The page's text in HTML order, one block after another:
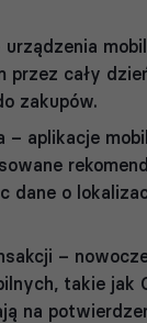
urządzenia
przez cały
zakupów.
– aplikacje
dane o
–
takie jak
na